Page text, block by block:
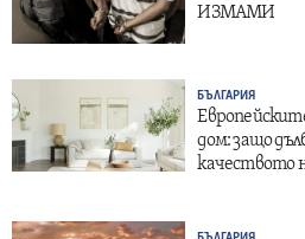
ИЗМАМИ
БЪЛГАРИЯ
дом: защо
качеството